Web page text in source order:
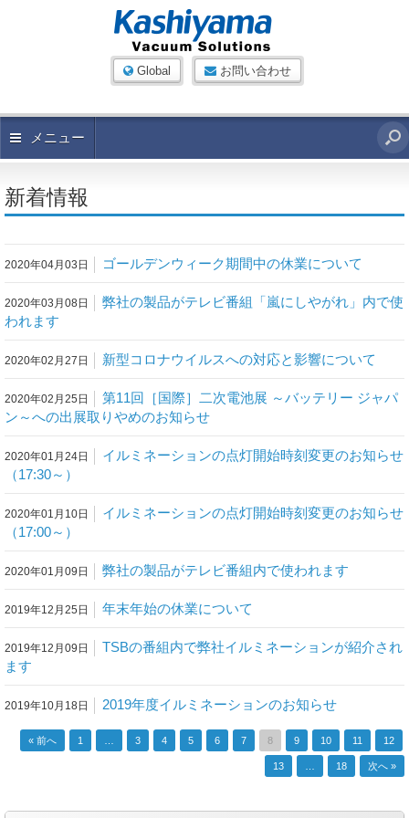
Global お問い合わせ
メニュー
新着情報
2020年04月03日 ゴールデンウィーク期間中の休業について
2020年03月08日
弊社の製品がテレビ番組「嵐にしやがれ」内で使
われます
2020年02月27日 新型コロナウイルスへの対応と影響について
2020年02月25日
第11回［国際］二次電池展 ～バッテリー ジャパ
ン～への出展取りやめのお知らせ
2020年01月24日
イルミネーションの点灯開始時刻変更のお知らせ
（17:30～）
2020年01月10日
イルミネーションの点灯開始時刻変更のお知らせ
（17:00～）
2020年01月09日 弊社の製品がテレビ番組内で使われます
2019年12月25日 年末年始の休業について
2019年12月09日
TSBの番組内で弊社イルミネーションが紹介され
ます
2019年10月18日 2019年度イルミネーションのお知らせ
投稿ナビゲーション
« 前へ 1 3 4 5 6 7 8 9 10 11 12
13 18 次へ »